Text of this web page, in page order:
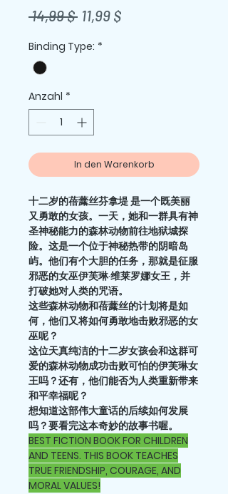
14,99 $ Standardpreis
11,99 $Sale-
Binding Type: *
Anzahl *
In den Warenkorb
十二岁的蓓虂丝芬拿堤是一个既美丽
又勇敢的女孩。一天，她和一群具有神
圣神秘能力的森林动物前往地狱城探
险。这是一个位于神秘热带的阴暗岛
屿。他们有个大胆的任务，那就是征服
邪恶的女巫伊芙琳·维莱罗娜女王，并
打破她对人类的咒语。
这些森林动物和蓓虂丝的计划将是如
何，他们又将如何勇敢地击败邪恶的女
巫呢？
这位天真纯洁的十二岁女孩会和这群可
爱的森林动物成功击败可怕的伊芙琳女
王吗？还有，他们能否为人类重新带来
和平幸福呢？
想知道这部伟大童话的后续如何发展
吗？要看完这本奇妙的故事书喔。
BEST FICTION BOOK FOR CHILDREN
AND TEENS. THIS BOOK TEACHES
TRUE FRIENDSHIP, COURAGE, AND
MORAL VALUES!